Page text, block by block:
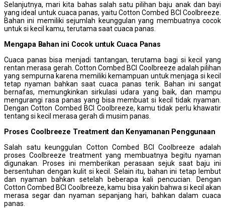
Selanjutnya, mari kita bahas salah satu pilihan baju anak dan bayi
yang ideal untuk cuaca panas, yaitu Cotton Combed BCI Coolbreeze.
Bahan ini memiliki sejumlah keunggulan yang membuatnya cocok
untuk si kecil kamu, terutama saat cuaca panas.
Mengapa Bahan ini Cocok untuk Cuaca Panas
Cuaca panas bisa menjadi tantangan, terutama bagi si kecil yang
rentan merasa gerah. Cotton Combed BCI Coolbreeze adalah pilihan
yang sempurna karena memiliki kemampuan untuk menjaga si kecil
tetap nyaman bahkan saat cuaca panas terik. Bahan ini sangat
bernafas, memungkinkan sirkulasi udara yang baik, dan mampu
mengurangi rasa panas yang bisa membuat si kecil tidak nyaman.
Dengan Cotton Combed BCI Coolbreeze, kamu tidak perlu khawatir
tentang si kecil merasa gerah di musim panas.
Proses Coolbreeze Treatment dan Kenyamanan Penggunaan
Salah satu keunggulan Cotton Combed BCI Coolbreeze adalah
proses Coolbreeze treatment yang membuatnya begitu nyaman
digunakan. Proses ini memberikan perasaan sejuk saat baju ini
bersentuhan dengan kulit si kecil. Selain itu, bahan ini tetap lembut
dan nyaman bahkan setelah beberapa kali pencucian. Dengan
Cotton Combed BCI Coolbreeze, kamu bisa yakin bahwa si kecil akan
merasa segar dan nyaman sepanjang hari, bahkan dalam cuaca
panas.